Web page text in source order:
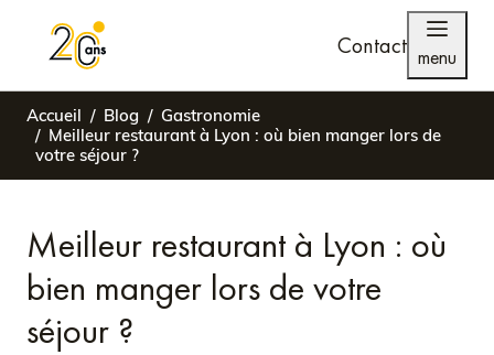
Contact menu
Accueil Blog
Gastronomie
Meilleur restaurant à Lyon : où bien manger lors de
votre séjour ?
Meilleur restaurant à Lyon : où
bien manger lors de votre
séjour ?